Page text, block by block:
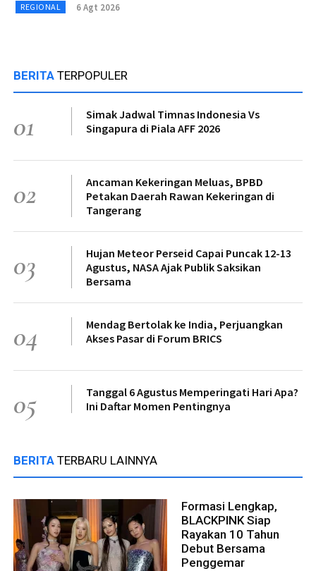
REGIONAL 6 Agt 2026
BERITA TERPOPULER
01
Simak Jadwal Timnas Indonesia Vs
Singapura di Piala AFF 2026
02
Ancaman Kekeringan Meluas, BPBD
Petakan Daerah Rawan Kekeringan di
Tangerang
03
Hujan Meteor Perseid Capai Puncak 12-13
Agustus, NASA Ajak Publik Saksikan
Bersama
04
Mendag Bertolak ke India, Perjuangkan
Akses Pasar di Forum BRICS
05
Tanggal 6 Agustus Memperingati Hari Apa?
Ini Daftar Momen Pentingnya
BERITA TERBARU LAINNYA
Formasi Lengkap,
BLACKPINK Siap
Rayakan 10 Tahun
Debut Bersama
Penggemar